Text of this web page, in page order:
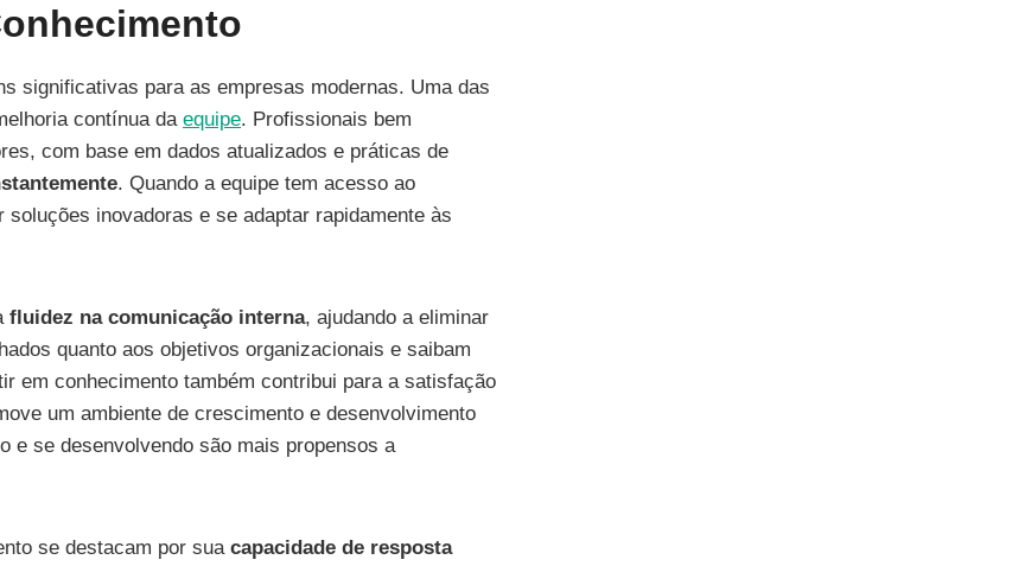
significativas para as empresas modernas. Uma das
contínua da equipe. Profissionais bem
com base em dados atualizados e práticas de
. Quando a equipe tem acesso ao
inovadoras e se adaptar rapidamente às
fluidez na comunicação interna, ajudando a eliminar
quanto aos objetivos organizacionais e saibam
em conhecimento também contribui para a satisfação
um ambiente de crescimento e desenvolvimento
e se desenvolvendo são mais propensos a
se destacam por sua capacidade de resposta